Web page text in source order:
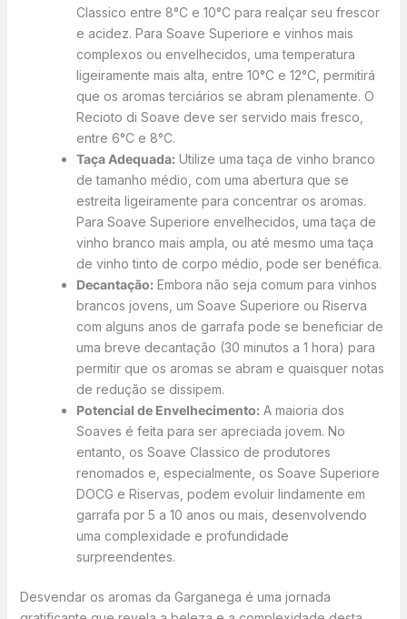
Classico entre 8°C e 10°C para realçar seu frescor
e acidez. Para Soave Superiore e vinhos mais
complexos ou envelhecidos, uma temperatura
ligeiramente mais alta, entre 10°C e 12°C, permitirá
que os aromas terciários se abram plenamente. O
Recioto di Soave deve ser servido mais fresco,
entre 6°C e 8°C.
Taça Adequada:Utilize uma taça de vinho branco
de tamanho médio, com uma abertura que se
estreita ligeiramente para concentrar os aromas.
Para Soave Superiore envelhecidos, uma taça de
vinho branco mais ampla, ou até mesmo uma taça
de vinho tinto de corpo médio, pode ser benéfica.
Decantação:Embora não seja comum para vinhos
brancos jovens, um Soave Superiore ou Riserva
com alguns anos de garrafa pode se beneficiar de
uma breve decantação (30 minutos a 1 hora) para
permitir que os aromas se abram e quaisquer notas
de redução se dissipem.
Potencial de Envelhecimento:A maioria dos
Soaves é feita para ser apreciada jovem. No
entanto, os Soave Classico de produtores
renomados e, especialmente, os Soave Superiore
DOCG e Riservas, podem evoluir lindamente em
garrafa por 5 a 10 anos ou mais, desenvolvendo
uma complexidade e profundidade
surpreendentes.
Desvendar os aromas da Garganega é uma jornada